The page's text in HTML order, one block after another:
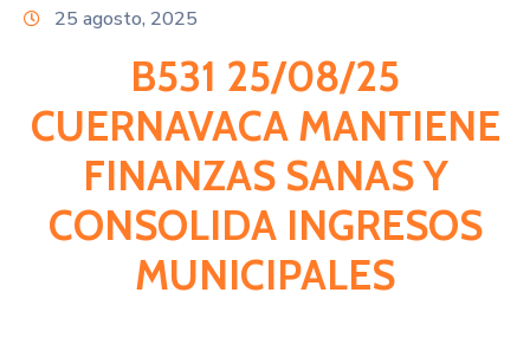
25 agosto, 2025
B531 25/08/25
CUERNAVACA MANTIENE
FINANZAS SANAS Y
CONSOLIDA INGRESOS
MUNICIPALES